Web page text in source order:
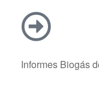
Informes Biogás